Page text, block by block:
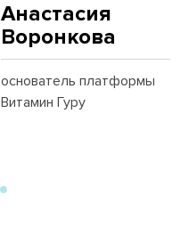
Анастасия
Воронкова
основатель платформы
Витамин Гуру